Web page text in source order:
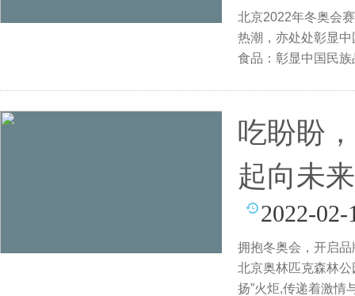
北京2022年冬奥会
热潮，亦处处彰显
食品：彰显中国民
吃盼盼
起向未来
2022-02-
拥抱冬奥会，开启
北京奥林匹克森林
扬”火炬,传递着激情